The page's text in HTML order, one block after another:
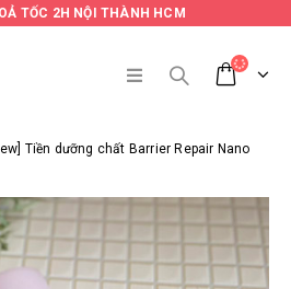
TỐC 2H NỘI THÀNH HCM
Tiền dưỡng chất Barrier Repair Nano